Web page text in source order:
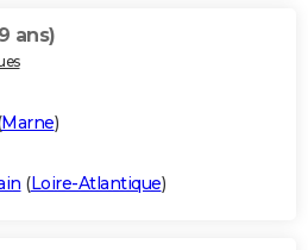
ans)
Marne)
(Loire-Atlantique)